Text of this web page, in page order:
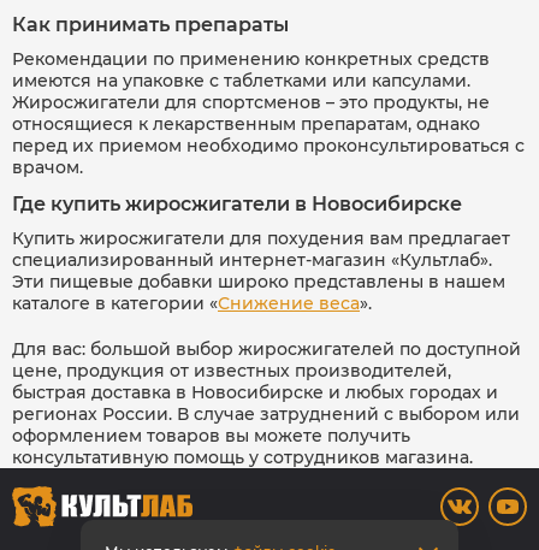
Как принимать препараты
Рекомендации по применению конкретных средств
имеются на упаковке с таблетками или капсулами.
Жиросжигатели для спортсменов – это продукты, не
относящиеся к лекарственным препаратам, однако
перед их приемом необходимо проконсультироваться с
врачом.
Где купить жиросжигатели в Новосибирске
Купить жиросжигатели для похудения вам предлагает
специализированный интернет-магазин «Культлаб».
Эти пищевые добавки широко представлены в нашем
каталоге в категории «Снижение веса».
Для вас: большой выбор жиросжигателей по доступной
цене, продукция от известных производителей,
быстрая доставка в Новосибирске и любых городах и
регионах России. В случае затруднений с выбором или
оформлением товаров вы можете получить
консультативную помощь у сотрудников магазина.
8 800 700-42-31